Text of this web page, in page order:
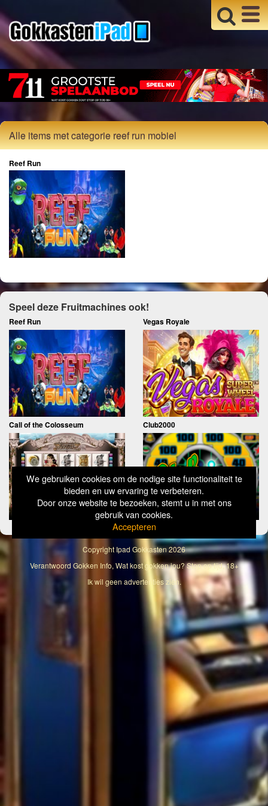
We gebruiken cookies om de nodige site functionaliteit te
bieden en uw ervaring te verbeteren.
Door onze website te bezoeken, stemt u in met ons
gebruik van cookies.
Accepteren
Alle items met categorie reef run mobiel
Reef Run
Speel deze Fruitmachines ook!
Reef Run Vegas Royale
Call of the Colosseum Club2000
Copyright Ipad Gokkasten2026
Verantwoord Gokken Info, Wat kost gokken jou? Stop op tijd, 18+
Ik wil geen advertenties zien.